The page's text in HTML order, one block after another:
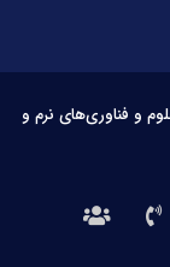
و فناوری‌های نرم و
تماس درباره